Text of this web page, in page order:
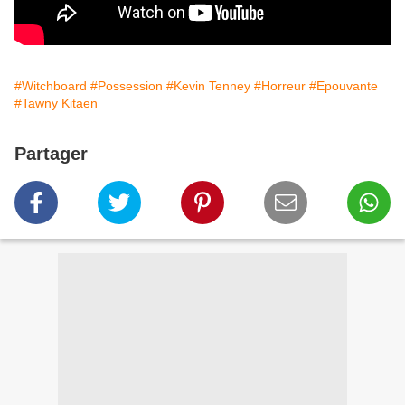
#Witchboard #Possession #Kevin Tenney #Horreur #Epouvante
#Tawny Kitaen
Partager